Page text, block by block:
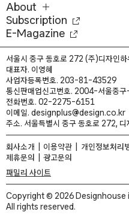
About
Subscription
E-Magazine
서울시 중구 동호로 272 (주)디자인하
대표자. 이영혜
사업자등록번호. 203-81-43529
통신판매업신고번호. 2004-서울중
전화번호. 02-2275-6151
이메일. designplus@design.co.kr
주소. 서울특별시 중구 동호로 272, 디
회사소개 이용약관 개인정보처리
제휴문의
광고문의
패밀리 사이트
Copyright © 2026 Designhouse
All rights reserved.